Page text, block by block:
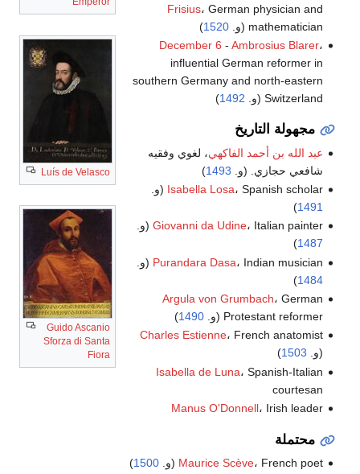
Luís de Velasco
Guido Ascanio
Sforza di Santa
Fiora
Frisius، German physician and
mathematician (و.
1520
)
December 6 - Ambrosius Blarer،
influential German reformer in
southern Germany and north-eastern
Switzerland (و.
1492
)
مجهولة التاريخ
عبد الله بن أحمد الفاكهي، لغوي وفقيه
شافعي حجازي. (و. 1493
)
Isabella Losa، Spanish scholar (و.
1491
)
Giovanni da Udine، Italian painter (و.
1487
)
Purandara Dasa، Indian musician (و.
1484
)
Argula von Grumbach، German
Protestant reformer (و.
1490
)
Charles Estienne، French anatomist
(و. 1503
)
Isabella de Luna، Spanish-Italian
courtesan
Manus O'Donnell، Irish leader
محتملة
Maurice Scève، French poet (و. 1500
)